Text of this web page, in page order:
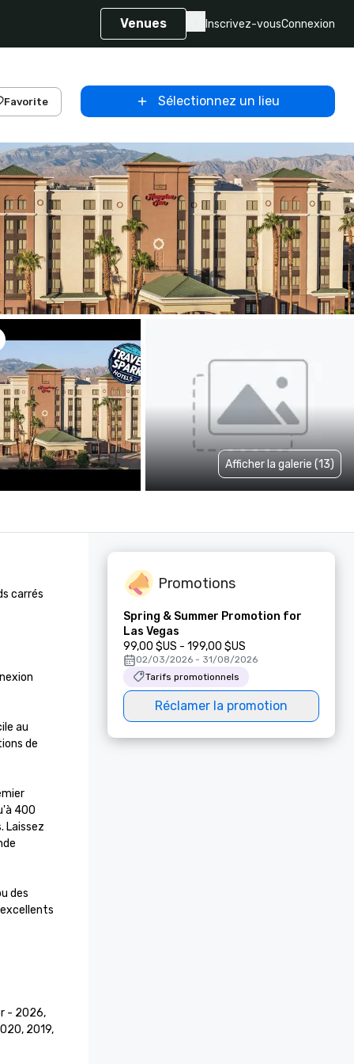
Venues Inscrivez-vousConnexion
Favorite Sélectionnez un lieu
Afficher la galerie (13)
carrés
au
de
400
Laissez
des
- 2026,
2019,
Promotions
Spring & Summer Promotion for
Las Vegas
99,00 $US - 199,00 $US
02/03/2026 - 31/08/2026
Tarifs promotionnels
Réclamer la promotion